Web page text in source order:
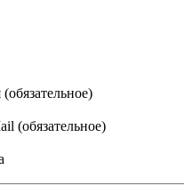
(обязательное)